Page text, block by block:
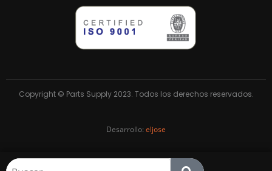
Copyright © Parts Supply 2023. Todos los derechos reservados.
Desarrollo: eljose